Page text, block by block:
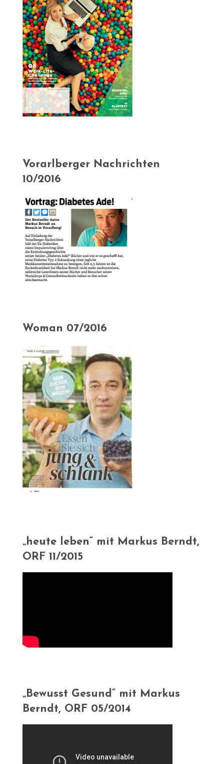
Vorarlberger Nachrichten
10/2016
Woman 07/2016
„heute leben“ mit Markus Berndt,
ORF 11/2015
„Bewusst Gesund“ mit Markus
Berndt, ORF 05/2014